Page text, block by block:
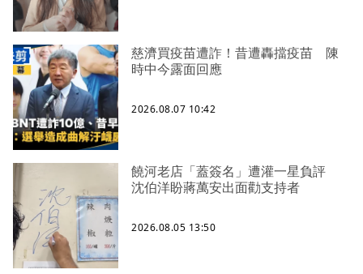
慈濟買疫苗遭詐！昔遭轟擋疫苗 陳
時中今露面回應
2026.08.07 10:42
饒河老店「蓋簽名」遭灌一星負評
沈伯洋盼蔣萬安出面勸支持者
2026.08.05 13:50